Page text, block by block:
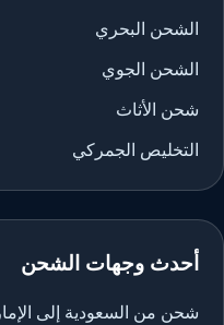
الشحن البحري
الشحن الجوي
شحن الأثاث
التخليص الجمركي
أحدث وجهات الشحن
شحن من السعودية إلى